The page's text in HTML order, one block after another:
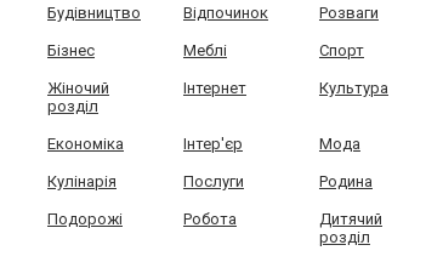
Будівництво Відпочинок Розваги
Бізнес Меблі Спорт
Жіночий
розділ
Інтернет Культура
Економіка Інтер'єр Мода
Кулінарія Послуги Родина
Подорожі Робота
Дитячий
розділ